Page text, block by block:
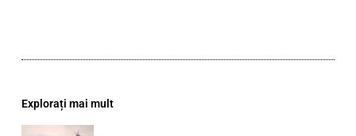
Explorați mai mult